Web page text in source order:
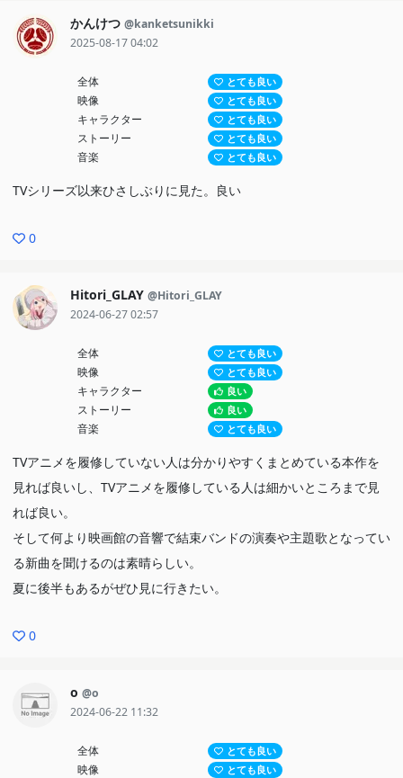
かんけつ @kanketsunikki
2025-08-17 04:02
全体 とても良い
映像 とても良い
キャラクター とても良い
ストーリー とても良い
音楽 とても良い
TVシリーズ以来ひさしぶりに見た。良い
0
Hitori_GLAY @Hitori_GLAY
2024-06-27 02:57
全体 とても良い
映像 とても良い
キャラクター 良い
ストーリー 良い
音楽 とても良い
TVアニメを履修していない人は分かりやすくまとめている本作を
見れば良いし、TVアニメを履修している人は細かいところまで見
れば良い。
そして何より映画館の音響で結束バンドの演奏や主題歌となってい
る新曲を聞けるのは素晴らしい。
夏に後半もあるがぜひ見に行きたい。
0
ο @o
2024-06-22 11:32
全体 とても良い
映像 とても良い